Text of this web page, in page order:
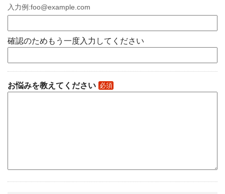
入力例:foo@example.com
確認のためもう一度入力してください
お悩みを教えてください 必須